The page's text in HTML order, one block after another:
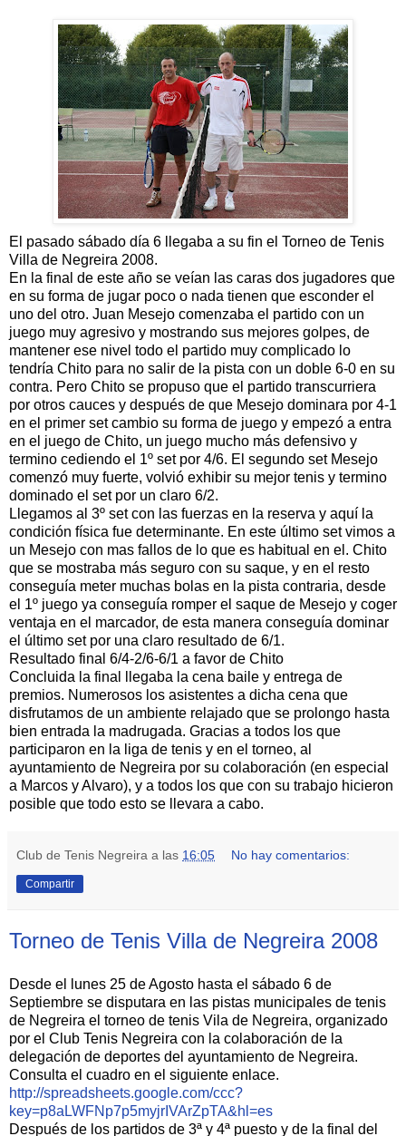
El pasado sábado día 6 llegaba a su fin el Torneo de Tenis
Villa de Negreira 2008.
En la final de este año se veían las caras dos jugadores que
en su forma de jugar poco o nada tienen que esconder el
uno del otro. Juan Mesejo comenzaba el partido con un
juego muy agresivo y mostrando sus mejores golpes, de
mantener ese nivel todo el partido muy complicado lo
tendría Chito para no salir de la pista con un doble 6-0 en su
contra. Pero Chito se propuso que el partido transcurriera
por otros cauces y después de que Mesejo dominara por 4-1
en el primer set cambio su forma de juego y empezó a entra
en el juego de Chito, un juego mucho más defensivo y
termino cediendo el 1º set por 4/6. El segundo set Mesejo
comenzó muy fuerte, volvió exhibir su mejor tenis y termino
dominado el set por un claro 6/2.
Llegamos al 3º set con las fuerzas en la reserva y aquí la
condición física fue determinante. En este último set vimos a
un Mesejo con mas fallos de lo que es habitual en el. Chito
que se mostraba más seguro con su saque, y en el resto
conseguía meter muchas bolas en la pista contraria, desde
el 1º juego ya conseguía romper el saque de Mesejo y coger
ventaja en el marcador, de esta manera conseguía dominar
el último set por una claro resultado de 6/1.
Resultado final 6/4-2/6-6/1 a favor de Chito
Concluida la final llegaba la cena baile y entrega de
premios. Numerosos los asistentes a dicha cena que
disfrutamos de un ambiente relajado que se prolongo hasta
bien entrada la madrugada. Gracias a todos los que
participaron en la liga de tenis y en el torneo, al
ayuntamiento de Negreira por su colaboración (en especial
a Marcos y Alvaro), y a todos los que con su trabajo hicieron
posible que todo esto se llevara a cabo.
Club de Tenis Negreira a las 16:05 No hay comentarios:
Compartir
Torneo de Tenis Villa de Negreira 2008
Desde el lunes 25 de Agosto hasta el sábado 6 de
Septiembre se disputara en las pistas municipales de tenis
de Negreira el torneo de tenis Vila de Negreira, organizado
por el Club Tenis Negreira con la colaboración de la
delegación de deportes del ayuntamiento de Negreira.
Consulta el cuadro en el siguiente enlace.
http://spreadsheets.google.com/ccc?
key=p8aLWFNp7p5myjrIVArZpTA&hl=es
Después de los partidos de 3ª y 4ª puesto y de la final del